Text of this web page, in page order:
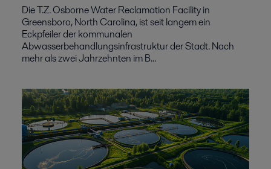
Die T.Z. Osborne Water Reclamation Facility in
Greensboro, North Carolina, ist seit langem ein
Eckpfeiler der kommunalen
Abwasserbehandlungsinfrastruktur der Stadt. Nach
mehr als zwei Jahrzehnten im B...